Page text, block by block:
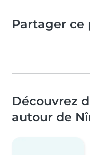
Partager ce
Découvrez
autour de